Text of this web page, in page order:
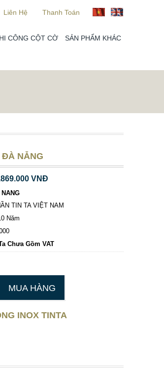
Liên Hệ Thanh Toán
CÔNG CỘT CỜ SẢN PHẨM KHÁC
ĐÀ NẴNG
VNĐ
TIN TA VIỆT NAM
Năm
Chưa Gồm VAT
MUA HÀNG
INOX TINTA